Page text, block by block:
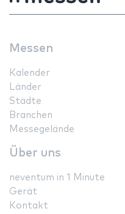
Messen
Kalender
Länder
Städte
Branchen
Messegelände
Über uns
neventum in 1 Minute
Gerät
Kontakt